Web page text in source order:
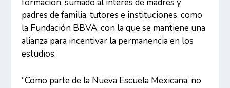
padres de familia, tutores e instituciones, como
la Fundación BBVA, con la que se mantiene una
alianza para incentivar la permanencia en los
estudios.
“Como parte de la Nueva Escuela Mexicana, no